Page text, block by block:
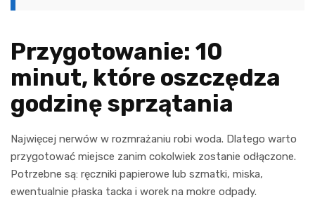
Przygotowanie: 10
minut, które oszczędza
godzinę sprzątania
Najwięcej nerwów w rozmrażaniu robi woda. Dlatego warto
przygotować miejsce zanim cokolwiek zostanie odłączone.
Potrzebne są: ręczniki papierowe lub szmatki, miska,
ewentualnie płaska tacka i worek na mokre odpady.